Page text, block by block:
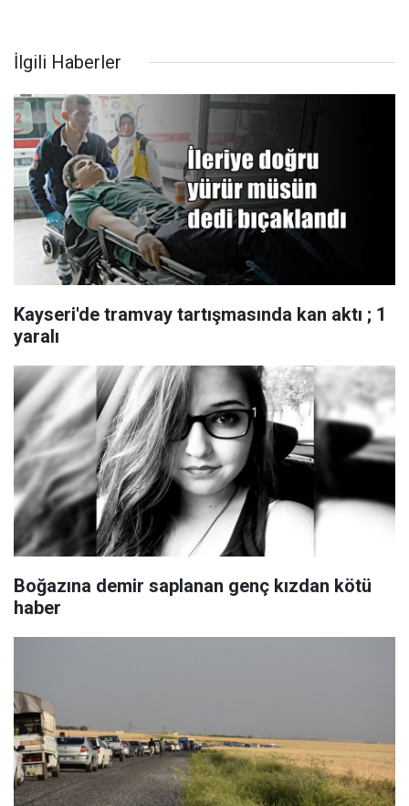
İlgili Haberler
Kayseri'de tramvay tartışmasında kan aktı ; 1
yaralı
Boğazına demir saplanan genç kızdan kötü
haber